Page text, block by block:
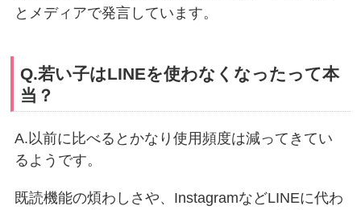
とメディアで発言しています。
Q.若い子はLINEを使わなくなったって本
当？
A.以前に比べるとかなり使用頻度は減ってきてい
るようです。
既読機能の煩わしさや、InstagramなどLINEに代わ